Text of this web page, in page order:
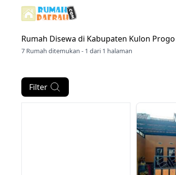
Rumah Disewa di Kabupaten Kulon Progo
7 Rumah ditemukan - 1 dari 1 halaman
Filter